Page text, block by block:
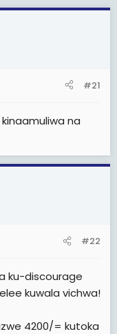
#21
na
#22
ku-discourage
kuwala vichwa!
4200/= kutoka